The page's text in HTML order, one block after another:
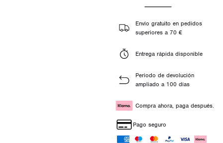
Envío gratuito en pedidos
superiores a 70 €
Entrega rápida disponible
Periodo de devolución
ampliado a 100 días
Compra ahora, paga después.
Pago seguro